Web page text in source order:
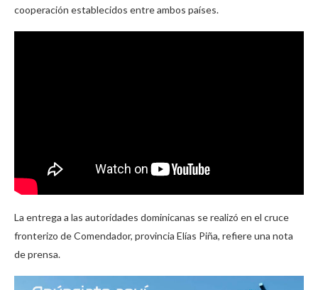
cooperación establecidos entre ambos países.
La entrega a las autoridades dominicanas se realizó en el cruce
fronterizo de Comendador, provincia Elías Piña, refiere una nota
de prensa.